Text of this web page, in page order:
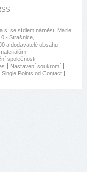
se sídlem náměstí Marie
- Strašnice,
a dodavatelé obsahu
společnosti
Nastavení soukromí
Points od Contact